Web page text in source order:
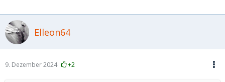
Elleon64
9. Dezember 2024 +2